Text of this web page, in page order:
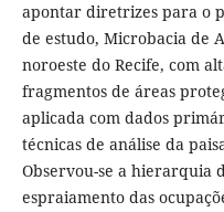
apontar diretrizes para o
de estudo, Microbacia de
noroeste do Recife, com
fragmentos de áreas
aplicada com dados
técnicas de análise da
Observou-se a hierarquia
espraiamento das